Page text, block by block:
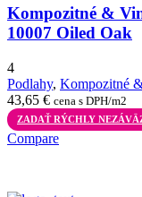
Kompozitné &
10007 Oiled Oak
4
Podlahy, Kompozitné
43,65 € cena s DPH/m2
ZADAŤ RÝCHLY
Compare